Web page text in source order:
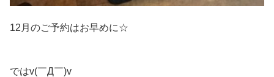
12月のご予約はお早めに☆
ではv(￣Д￣)v